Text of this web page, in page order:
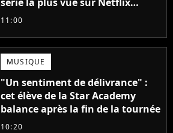
série la plus vue sur Netflix
pourrait avoir une version
11:00
MUSIQUE
"Un sentiment de délivrance" :
cet élève de la Star Academy
balance après la fin de la tournée
10:20